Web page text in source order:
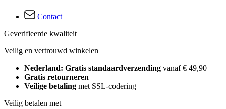
Contact
Geverifieerde kwaliteit
Veilig en vertrouwd winkelen
Nederland: Gratis standaardverzending vanaf € 49,90
Gratis retourneren
Veilige betaling met SSL-codering
Veilig betalen met